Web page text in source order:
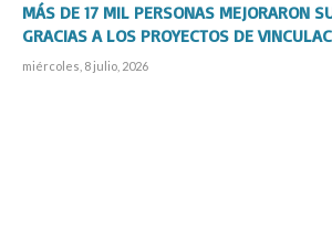
MÁS DE 17 MIL PERSONAS MEJORARON
GRACIAS A LOS PROYECTOS DE
miércoles, 8 julio, 2026